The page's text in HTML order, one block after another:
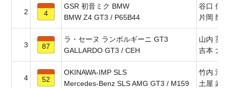
2 4
GSR 初音ミク BMW
BMW Z4 GT3 / P65B44
谷口 信
片岡 龍
3 87
ラ・セーヌ ランボルギーニ GT3
GALLARDO GT3 / CEH
山内 英
吉本 大
4 52
OKINAWA-IMP SLS
Mercedes-Benz SLS AMG GT3 / M159
竹内 浩
土屋 武